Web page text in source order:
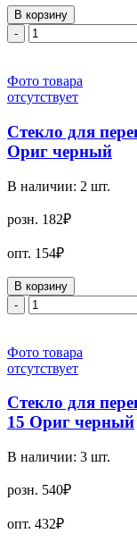
В корзину
-
Фото товара
отсутствует
Стекло для
Ориг черный
В наличии: 2 шт.
розн. 182₽
опт. 154₽
В корзину
-
Фото товара
отсутствует
Стекло для
15 Ориг черный
В наличии: 3 шт.
розн. 540₽
опт. 432₽